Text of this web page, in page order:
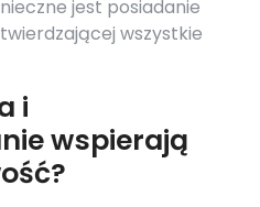
jest posiadanie
wszystkie
i
wspierają